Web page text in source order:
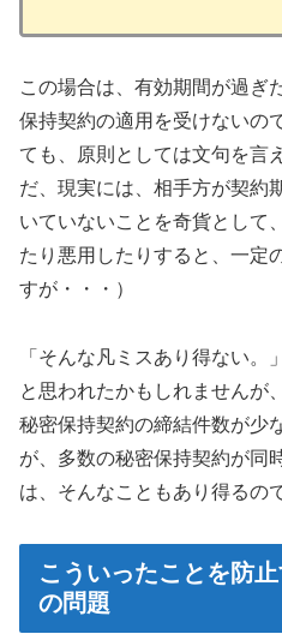
この場合は、有効期間が過ぎ
保持契約の適用を受けないの
ても、原則としては文句を言
だ、現実には、相手方が契約
いていないことを奇貨として
たり悪用したりすると、一定
すが・・・）
「そんな凡ミスあり得ない。」
と思われたかもしれませんが
秘密保持契約の締結件数が少
が、多数の秘密保持契約が同
は、そんなこともあり得るの
こういったことを防
の問題